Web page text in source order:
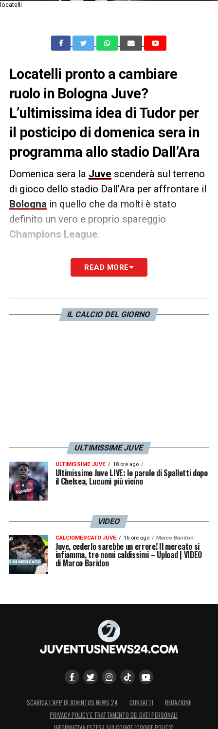
locatelli
Locatelli pronto a cambiare
ruolo in Bologna Juve?
L’ultimissima idea di Tudor per
il posticipo di domenica sera in
programma allo stadio Dall’Ara
Domenica sera la Juve scenderà sul terreno
di gioco dello stadio Dall’Ara per affrontare il
Bolognain quello che da molti è stato
definito un vero e proprio spareggio
Champions League.
sarà costretto a fare a meno di
che ha rimediato una lesione muscolare. Per
Locatelli sulla linea dei difensori per aggirare
READ MORE
IL CALCIO DEL GIORNO
ULTIMISSIME JUVE
ULTIMISSIME JUVE 18 ore ago
Ultimissime Juve LIVE: le parole di Spalletti dopo
il Chelsea, Lucumì più vicino
VIDEO
CALCIOMERCATO JUVE 16 ore ago Marco Baridon
Juve, cederlo sarebbe un errore! Il mercato si
infiamma, tre nomi caldissimi – Upload | VIDEO
di Marco Baridon
SCARICA L’APP DI JUVENTUS NEWS 24 CONTATTI
REDAZIONE
PRIVACY POLICY E TRATTAMENTO DEI DATI PERSONALI